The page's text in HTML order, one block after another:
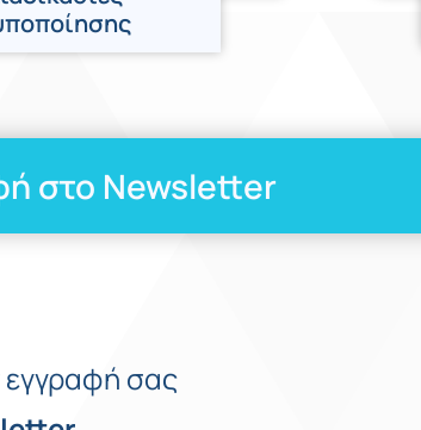
στο Newsletter
εγγραφή σας